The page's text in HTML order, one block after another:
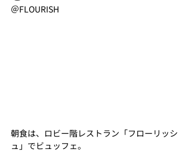
＠FLOURISH
朝食は、ロビー階レストラン「フローリッシ
ュ」でビュッフェ。